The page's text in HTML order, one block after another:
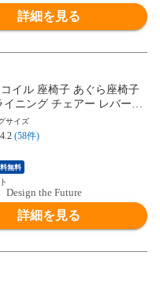
詳細を見る
イル 座椅子 あぐら座椅子
ニング チェアー レバー式
コンパクト リクライニン
〔グレージュ〕【予
31までに出荷予定
サイズ
4.2 (58件)
無料
the Future
詳細を見る